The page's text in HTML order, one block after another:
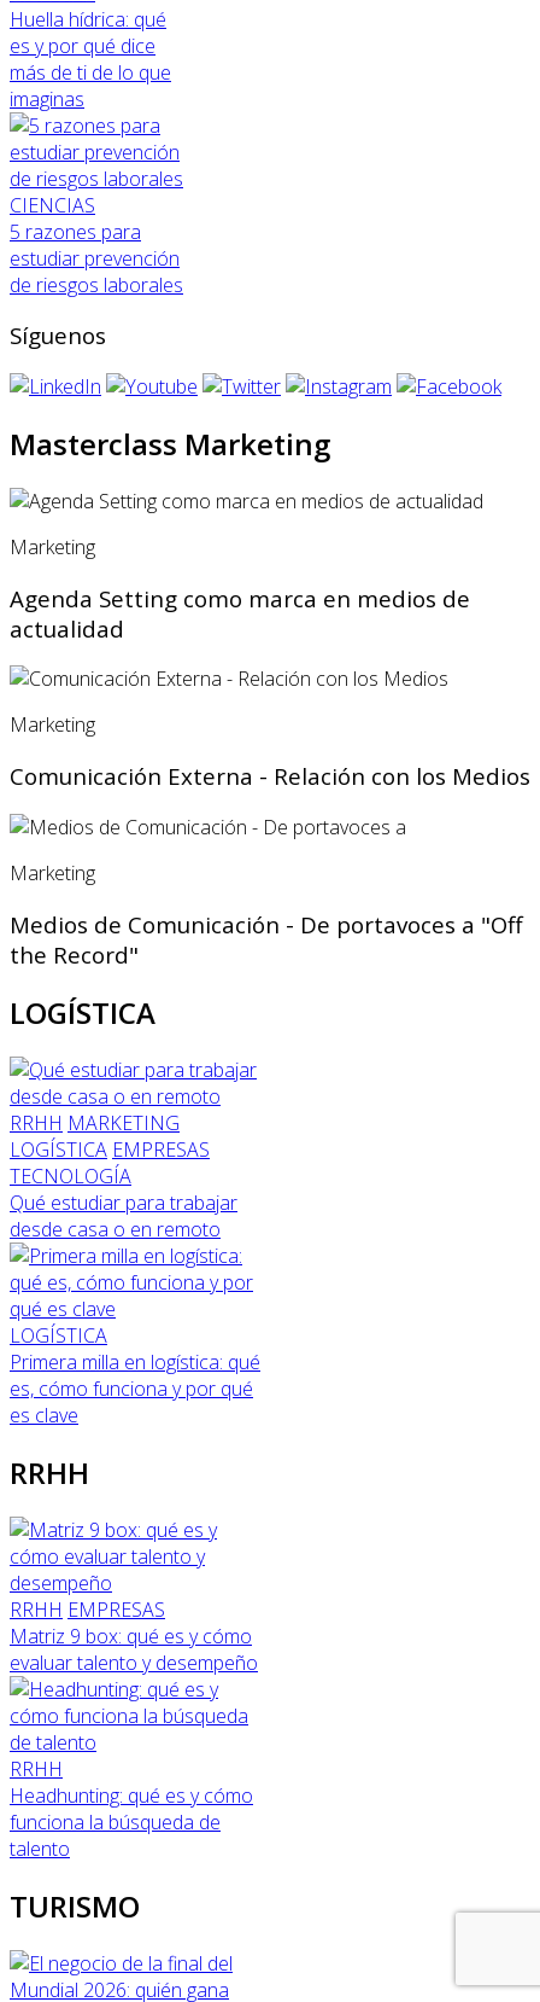
Huella hídrica: qué
es y por qué dice
más de ti de lo que
imaginas
CIENCIAS
5 razones para
estudiar prevención
de riesgos laborales
Síguenos
Masterclass Marketing
Marketing
Agenda Setting como marca en medios de
actualidad
Marketing
Comunicación Externa - Relación con los Medios
Marketing
Medios de Comunicación - De portavoces a "Off
the Record"
LOGÍSTICA
RRHH MARKETING
LOGÍSTICA EMPRESAS
TECNOLOGÍA
Qué estudiar para trabajar
desde casa o en remoto
LOGÍSTICA
Primera milla en logística: qué
es, cómo funciona y por qué
es clave
RRHH
RRHH EMPRESAS
Matriz 9 box: qué es y cómo
evaluar talento y desempeño
RRHH
Headhunting: qué es y cómo
funciona la búsqueda de
talento
TURISMO